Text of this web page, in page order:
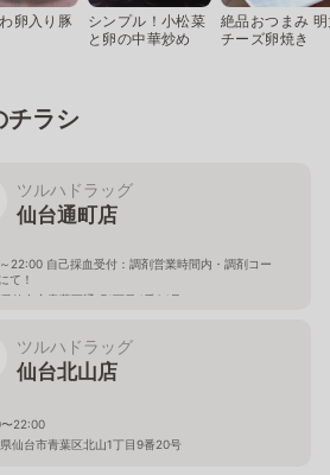
卵入り豚
シンプル！小松菜
と卵の中華炒め
絶品おつまみ
チーズ卵焼き
チラシ
ツルハドラッグ
仙台通町店
22:00 自己採血受付：調剤営業時間内・調剤コー
て！
仙台市青葉区通町1丁目4番34号
ツルハドラッグ
仙台北山店
22:00
仙台市青葉区北山1丁目9番20号